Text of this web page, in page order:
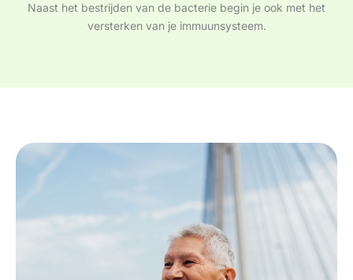
Naast het bestrijden van de bacterie begin je ook met het
versterken van je immuunsysteem.